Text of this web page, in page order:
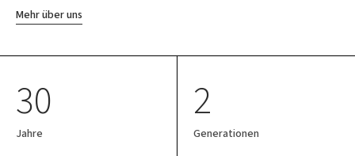
Mehr über uns
30
Jahre
2
Generationen